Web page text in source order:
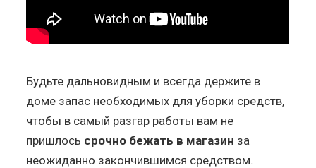
Будьте дальновидным и всегда держите в
доме запас необходимых для уборки средств,
чтобы в самый разгар работы вам не
пришлось срочно бежать в магазин за
неожиданно закончившимся средством.